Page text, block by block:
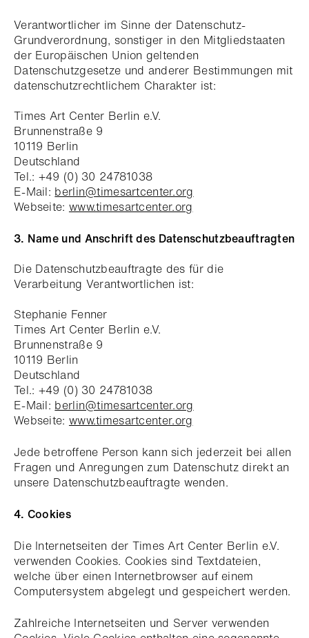
Verantwortlicher im Sinne der Datenschutz-
Grundverordnung, sonstiger in den Mitgliedstaaten
der Europäischen Union geltenden
Datenschutzgesetze und anderer Bestimmungen mit
datenschutzrechtlichem Charakter ist:
Times Art Center Berlin e.V.
Brunnenstraße 9
10119 Berlin
Deutschland
Tel.: +49 (0) 30 24781038
E-Mail: berlin@timesartcenter.org
Webseite: www.timesartcenter.org
3. Name und Anschrift des Datenschutzbeauftragten
Die Datenschutzbeauftragte des für die
Verarbeitung Verantwortlichen ist:
Stephanie Fenner
Times Art Center Berlin e.V.
Brunnenstraße 9
10119 Berlin
Deutschland
Tel.: +49 (0) 30 24781038
E-Mail: berlin@timesartcenter.org
Webseite: www.timesartcenter.org
Jede betroffene Person kann sich jederzeit bei allen
Fragen und Anregungen zum Datenschutz direkt an
unsere Datenschutzbeauftragte wenden.
4. Cookies
Die Internetseiten der Times Art Center Berlin e.V.
verwenden Cookies. Cookies sind Textdateien,
welche über einen Internetbrowser auf einem
Computersystem abgelegt und gespeichert werden.
Zahlreiche Internetseiten und Server verwenden